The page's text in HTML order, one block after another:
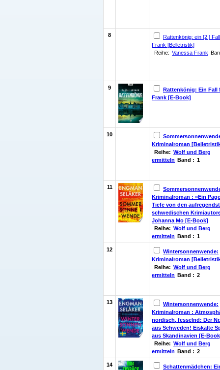
8
Rattenkönig: ein [2.]
Frank [Belletristik]
Reihe: Vanessa Frank
9
Rattenkönig: Ein Fall
Frank [E-Book]
10
Kriminalroman
Reihe: Wolf und Berg
ermitteln Band : 1
11
Kriminalroman : »Ein
Tiefe von den
schwedischen
Johanna Mo [E-Book]
Reihe: Wolf und Berg
ermitteln Band : 1
12
Wintersonnenwende:
Kriminalroman
Reihe: Wolf und Berg
ermitteln Band : 2
13
Wintersonnenwende:
Kriminalroman :
nordisch, fesselnd: Der
aus Schweden! Eiskalte
aus Skandinavien [E-
Reihe: Wolf und Berg
ermitteln Band : 2
14 Schattenmädchen: